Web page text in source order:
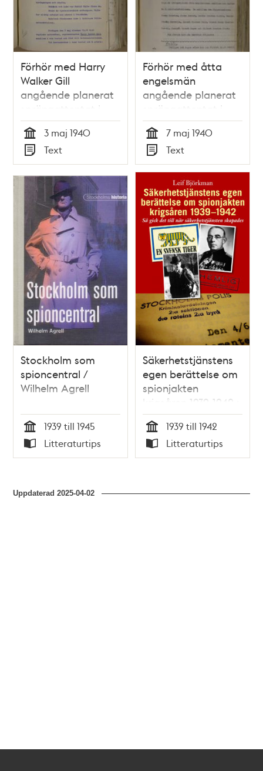
Förhör med Harry
Walker Gill
angående planerat
sprängattentat i
Oxelösunds hamn
Tid
3 maj 1940
Typ
Text
Förhör med åtta
engelsmän
angående planerat
sprängattentat i
Oxelösunds hamn,
1940
Tid
7 maj 1940
Typ
Text
Stockholm som
spioncentral /
Wilhelm Agrell
Tid
1939 till 1945
Typ
Litteraturtips
Säkerhetstjänstens
egen berättelse om
spionjakten
krigsåren 1939-1942 :
så gick det till när
säkerhetstjänsten
skapades / Leif
Björkman
Tid
1939 till 1942
Typ
Litteraturtips
Uppdaterad2025-04-02